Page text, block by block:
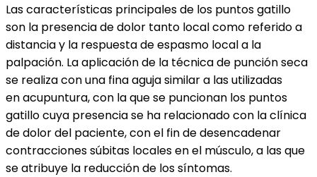
Las características principales de los puntos gatillo
son la presencia de dolor tanto local como referido a
distancia y la respuesta de espasmo local a la
palpación. La aplicación de la técnica de punción seca
se realiza con una fina aguja similar a las utilizadas
en acupuntura, con la que se puncionan los puntos
gatillo cuya presencia se ha relacionado con la clínica
de dolor del paciente, con el fin de desencadenar
contracciones súbitas locales en el músculo, a las que
se atribuye la reducción de los síntomas.